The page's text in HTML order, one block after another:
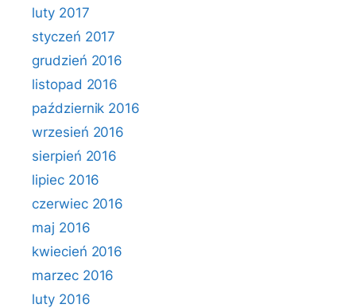
luty 2017
styczeń 2017
grudzień 2016
listopad 2016
październik 2016
wrzesień 2016
sierpień 2016
lipiec 2016
czerwiec 2016
maj 2016
kwiecień 2016
marzec 2016
luty 2016